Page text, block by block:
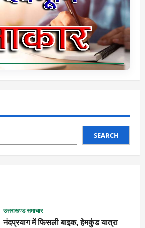
SEARCH
उत्तराखण्ड समाचार
नंदप्रयाग में फिसली बाइक, हेमकुंड यात्रा